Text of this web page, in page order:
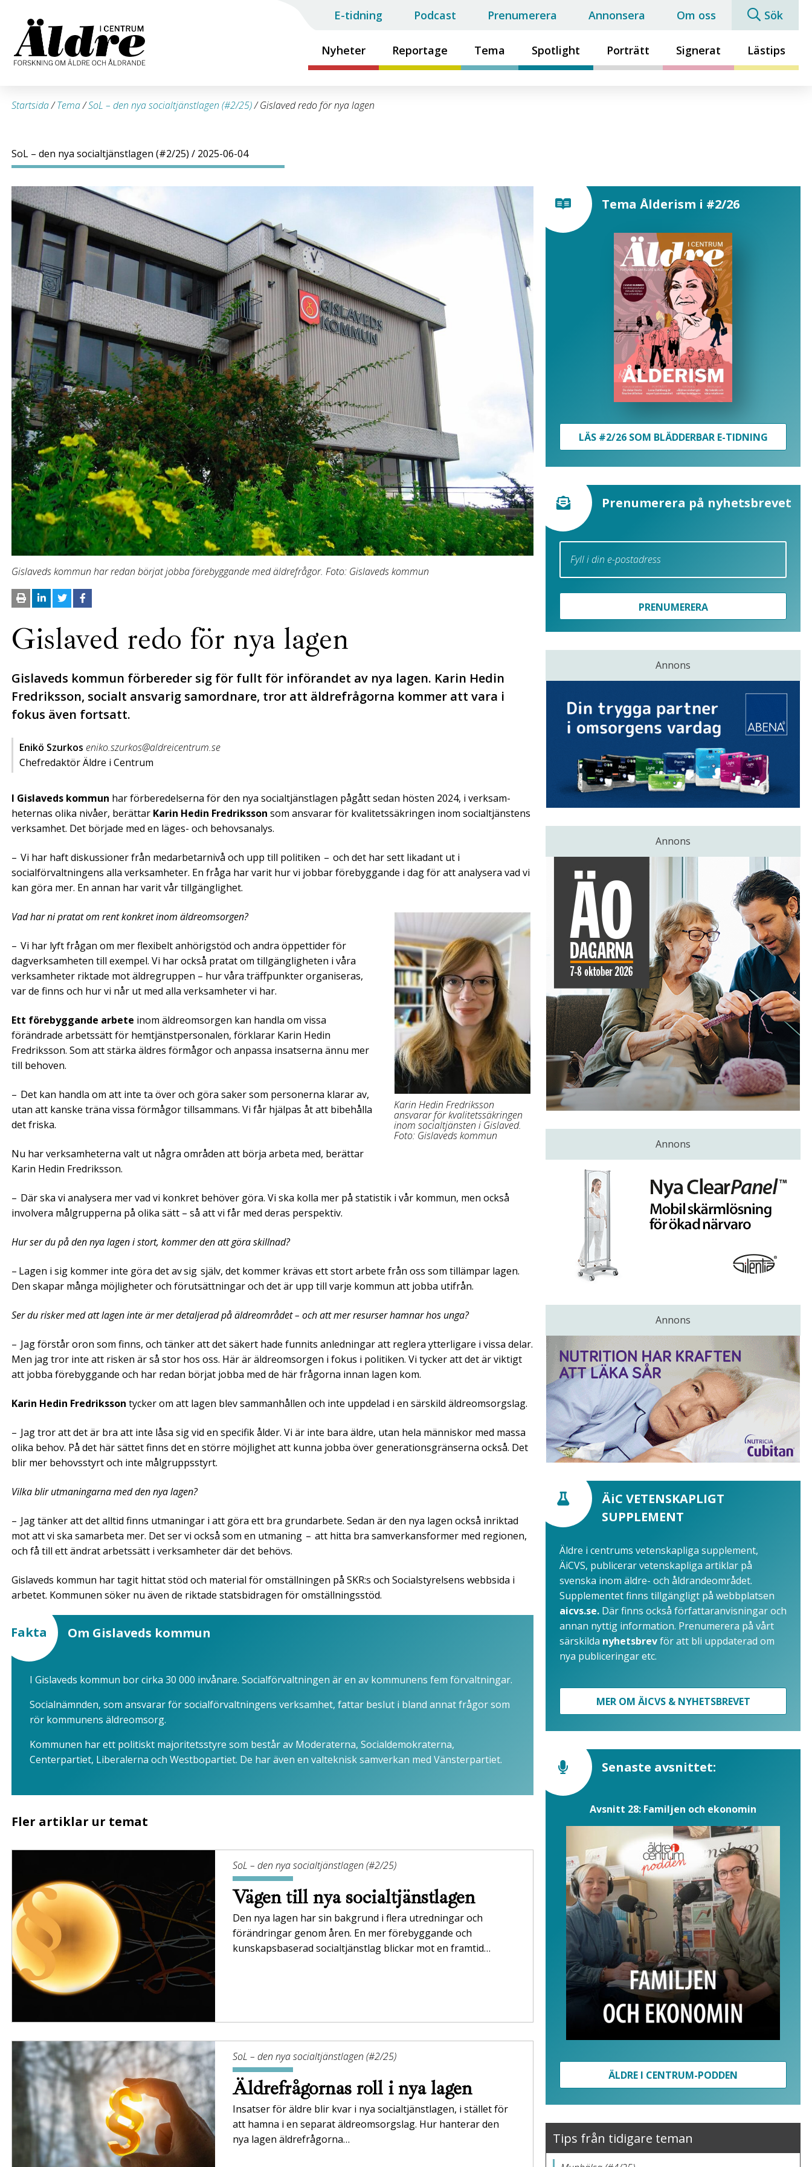
Nyheter Reportage Tema Spotlight Porträtt Signerat Lästips
E-tidning Podcast Prenumerera Annonsera Om oss Sök
Startsida/Tema/SoL – den nya socialtjänstlagen (#2/25)/Gislaved redo för nya lagen
SoL – den nya socialtjänstlagen (#2/25) / 2025-06-04
Gislaveds kommun har redan börjat jobba förebyggande med äldrefrågor. Foto: Gislaveds kommun
Gislaved redo för nya lagen
Gislaveds kommun förbereder sig för fullt för införandet av nya lagen. ­Karin Hedin
Fredriksson, socialt ansvarig samordnare, tror att ­äldrefrågorna kommer att vara i
fokus även fortsatt.
Enikö Szurkos eniko.szurkos@aldreicentrum.se
Chefredaktör Äldre i Centrum
I Gislaveds kommun har förberedelserna för den nya socialtjänstlagen pågått sedan hösten 2024, i verksam­
heternas olika­ nivåer, berättar Karin Hedin Fredriksson som ansvarar för kvalitets­säkringen inom social­tjänstens
verksamhet. Det började med en läges- och behovsanalys.
– Vi har haft diskussioner från medarbetarnivå och upp till politiken – och det har sett likadant ut i
socialförvaltningens alla verksamheter. En fråga har varit hur vi jobbar före­byggande i dag för att analysera vad vi
kan göra mer. En annan har varit vår tillgänglighet.
Karin Hedin Fredriksson
ansvarar för kvalitets­säkringen
inom socialtjänsten i Gislaved.
Foto: Gislaveds kommun
Vad har ni pratat om rent konkret inom äldreomsorgen?
– Vi har lyft frågan om mer flexibelt an­hörigstöd och andra öppettider för
dagverksamheten till exempel. Vi har också pratat om tillgängligheten i våra
verksamheter riktade mot äldregruppen – hur våra träffpunkter ­organiseras,
var de finns och hur vi når ut med alla verksamheter vi har.
Ett förebyggande arbete inom äldreomsorgen­­­ kan handla om vissa
förändrade arbetssätt för hemtjänstpersonalen, förklarar Karin Hedin
Fredriksson. Som att stärka äldres ­förmågor och anpassa insatserna ännu mer
till behoven.
– Det kan handla om att inte ta över och göra saker som personerna klarar av,
utan att kanske träna vissa förmågor tillsammans. Vi får hjälpas åt att bibehålla
det friska.
Nu har verksamheterna valt ut några områden att börja arbeta med, berättar
Karin Hedin Fredriksson.
– Där ska vi analysera mer vad vi konkret behöver göra. Vi ska kolla mer på statistik i vår kommun, men också
involvera målgrupperna på olika sätt – så att vi får med deras perspektiv.
Hur ser du på den nya lagen i stort, kommer den att göra skillnad?
– Lagen i sig kommer inte göra det av sig själv, det kommer krävas ett stort arbete från oss som tillämpar lagen.
Den skapar många möjligheter och förutsättningar och det är upp till varje kommun att jobba utifrån.
Ser du risker med att lagen inte är mer detaljerad på äldreområdet – och att mer resurser hamnar hos unga?
– Jag förstår oron som finns, och tänker att det säkert hade funnits anledningar att reglera ytterligare i vissa delar.
Men jag tror inte att risken är så stor hos oss. Här är äldre­omsorgen i fokus i politiken. Vi tycker att det är viktigt
att jobba förebyggande och har redan börjat jobba med de här frågorna innan lagen kom.
Karin Hedin Fredriksson tycker om att lagen blev sammanhållen och inte uppdelad i en särskild äldreomsorgslag.
– Jag tror att det är bra att inte låsa sig vid en specifik ålder. Vi är inte bara äldre, utan hela människor med massa
olika behov. På det här sättet finns det en större möjlighet att kunna jobba över generationsgränserna också. Det
blir mer behovsstyrt och inte målgrupps­styrt.
Vilka blir utmaningarna med den nya lagen?
– Jag tänker att det alltid finns utmaningar i att göra ett bra grundarbete. Sedan är den nya lagen också inriktad
mot att vi ska samarbeta mer. Det ser vi också som en utmaning – att hitta bra samverkansformer med regionen,
och få till ett ändrat arbetssätt i verksamheter där det behövs.
Gislaveds kommun har tagit hittat stöd ­och material för omställningen på SKR:s och ­Socialstyrelsens webbsida i
arbetet. Kommunen söker nu även de riktade statsbidragen för omställningsstöd.
Fakta Om Gislaveds kommun
I Gislaveds kommun bor cirka 30 000 invånare. Socialförvaltningen är en av kommunens fem förvaltningar.
Socialnämnden, som ansvarar för socialförvaltningens verksamhet, fattar beslut i bland annat frågor som
rör ­kommunens äldreomsorg.
Kommunen har ett politiskt majoritetsstyre som består av Moderaterna, Socialdemokraterna,
Centerpartiet, Liberalerna och Westbopartiet. De har även en valteknisk samverkan med Vänsterpartiet.
Fler artiklar ur temat
SoL – den nya socialtjänstlagen (#2/25)
Vägen till nya socialtjänstlagen
Den nya lagen har sin bakgrund i flera utredningar och
förändringar genom åren. En mer förebyggande och
kunskapsbaserad socialtjänstlag blickar mot en framtid…
SoL – den nya socialtjänstlagen (#2/25)
Äldrefrågornas roll i nya lagen
Insatser för äldre blir kvar i nya socialtjänstlagen, i stället för
att hamna i en separat äldreomsorgslag. Hur hanterar den
nya lagen äldrefrågorna…
Tema Ålderism i #2/26
LÄS #2/26 SOM BLÄDDERBAR E-TIDNING
Prenumerera på nyhetsbrevet
PRENUMERERA
Annons
Annons
Annons
Annons
ÄiC VETENSKAPLIGT
SUPPLEMENT
Äldre i centrums vetenskapliga supplement,
ÄiCVS, publicerar vetenskapliga artiklar på
svenska inom äldre- och åldrandeområdet.
Supplementet finns tillgängligt på webbplatsen
aicvs.se. Där finns också författaranvisningar och
annan nyttig information. Prenumerera på vårt
särskilda nyhetsbrevför att bli uppdaterad om
nya publiceringar etc.
MER OM ÄICVS & NYHETSBREVET
Senaste avsnittet:
Avsnitt 28: Familjen och ekonomin
ÄLDRE I CENTRUM-PODDEN
Tips från tidigare teman